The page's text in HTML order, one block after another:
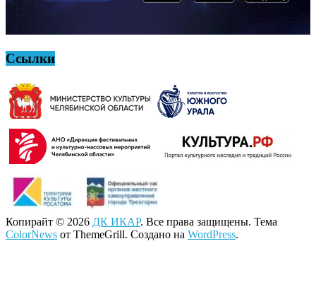
Ссылки
Копирайт © 2026 ДК ИКАР. Все права защищены. Тема
ColorNews от ThemeGrill. Создано на WordPress.